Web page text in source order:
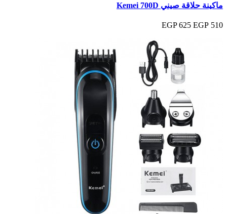
ماكينة حلاقة صيني Kemei 700D
510 EGP
625 EGP